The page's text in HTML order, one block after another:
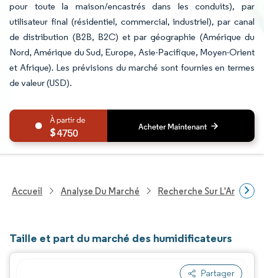
pour toute la maison/encastrés dans les conduits), par
utilisateur final (résidentiel, commercial, industriel), par canal
de distribution (B2B, B2C) et par géographie (Amérique du
Nord, Amérique du Sud, Europe, Asie-Pacifique, Moyen-Orient
et Afrique). Les prévisions du marché sont fournies en termes
de valeur (USD).
4750
Accueil Analyse Du Marché Recherche Sur
Taille et part du marché des humidificateurs
Partager